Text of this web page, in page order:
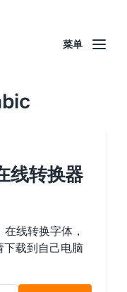
菜单
线转换器
线转换字体，
载到自己电脑